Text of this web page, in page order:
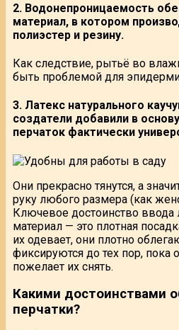
2. Водонепроницаемость
материал, в котором
полиэстер и резину.
Как следствие, рытьё во
быть проблемой для
3. Латекс натурального
создатели добавили в
перчаток фактически
Они прекрасно тянутся, а
руку любого размера (как
Ключевое достоинство ввода
материал — это плотная
их одевает, они плотно
фиксируются до тех пор, пока
пожелает их снять.
Какими достоинствами
перчатки?